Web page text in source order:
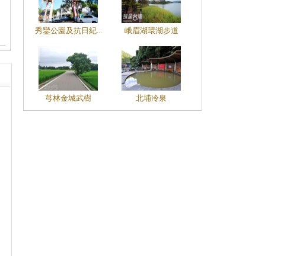
秀鑾公園及抗日紀... 峨眉湖環湖步道
芎林金城武樹 北埔冷泉